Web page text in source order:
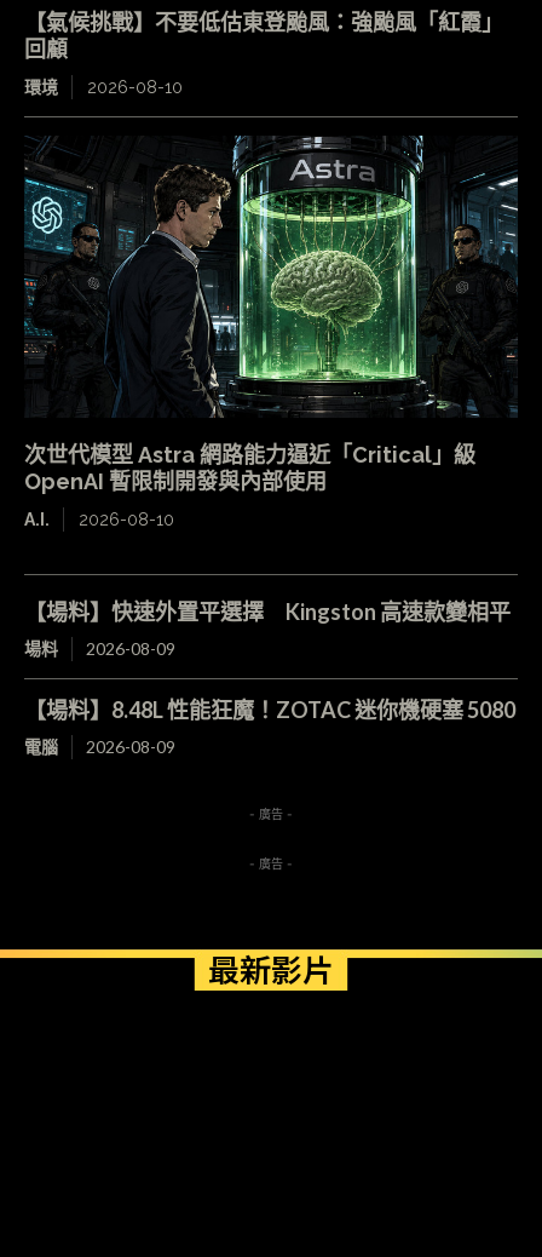
【氣候挑戰】不要低估東登颱風：強颱風「紅霞」
回顧
環境 2026-08-10
次世代模型 Astra 網路能力逼近「Critical」級
OpenAI 暫限制開發與內部使用
A.I. 2026-08-10
【場料】快速外置平選擇 Kingston 高速款變相平
場料 2026-08-09
【場料】8.48L 性能狂魔！ZOTAC 迷你機硬塞 5080
電腦 2026-08-09
- 廣告 -
- 廣告 -
最新影片